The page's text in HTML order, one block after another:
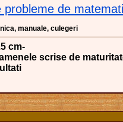
probleme de
manuale, culegeri
cm-
scrise de